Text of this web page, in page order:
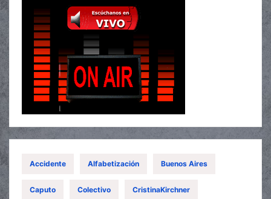
Accidente Alfabetización Buenos Aires
Caputo Colectivo CristinaKirchner